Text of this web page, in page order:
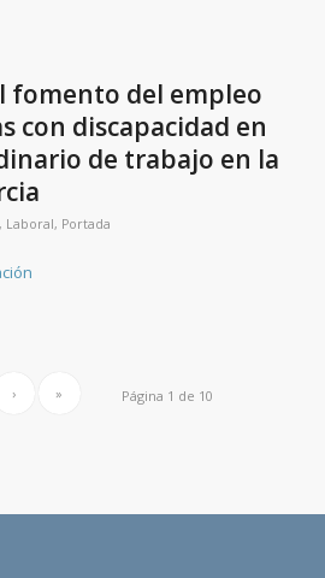
fomento del empleo
con discapacidad en
de trabajo en la
, Laboral, Portada
Página 1 de 10
› »